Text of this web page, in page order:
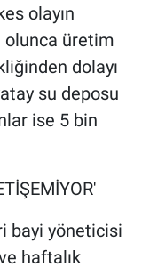
olayın
olunca üretim
dolayı
su deposu
ise 5 bin
bayi yöneticisi
haftalık